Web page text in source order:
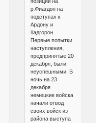
р.Фиагдон на
подступах к
Ардону и
Кадгорон.
Первые попытки
наступления,
предпринятые 20
декабря, были
неуспешными. В
ночь на 23
декабря
немецкие войска
начали отвод
своих войск из
района выступа